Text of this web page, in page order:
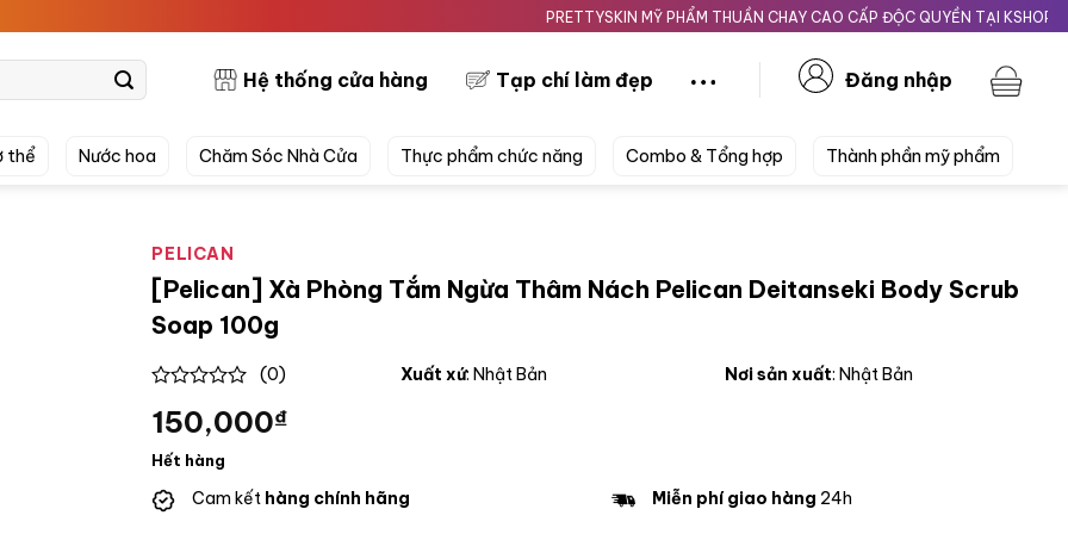
PRETTYSKIN MỸ PHẨM THUẦN CHAY CAO CẤP ĐỘC QUYỀN TẠI
Hệ thống cửa hàng Tạp chí làm đẹp Đăng nhập
thể Nước hoa Chăm Sóc Nhà Cửa Thực phẩm chức năng Combo & Tổng hợp Thành phần mỹ phẩm
PELICAN
[Pelican] Xà Phòng Tắm Ngừa Thâm Nách Pelican Deitanseki Body Scrub
Soap 100g
out
5
(0) Xuất xứ: Nhật Bản Nơi sản xuất: Nhật Bản
150,000₫
Hết hàng
Cam kết hàng chính hãng Miễn phí giao hàng 24h